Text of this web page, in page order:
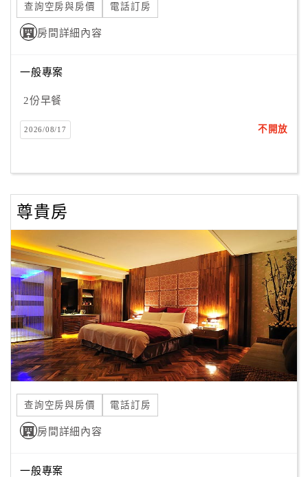
管
理
員
戶
客
服
聯
單
Line
線
上
客
服
紅
利
查
查詢空房與房價 電話訂房
房間詳細內容
一般專案
2份早餐
2026/08/17 不開放
尊貴房
查詢空房與房價 電話訂房
房間詳細內容
一般專案